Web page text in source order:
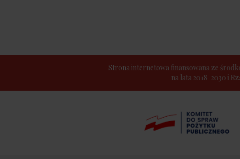
Strona internetowa finansowana ze
na lata 2018-2030 i